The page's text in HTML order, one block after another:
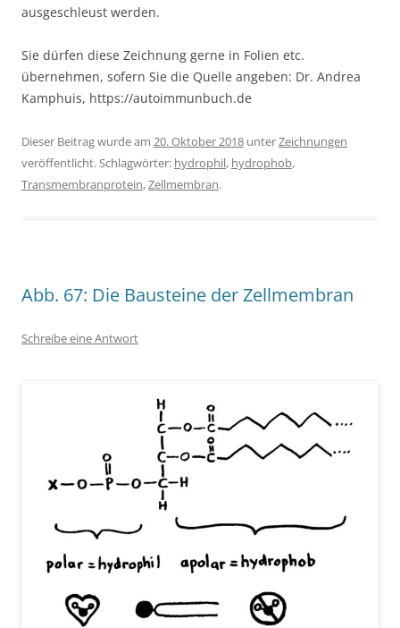
ausgeschleust werden.
Sie dürfen diese Zeichnung gerne in Folien etc.
übernehmen, sofern Sie die Quelle angeben: Dr. Andrea
Kamphuis, https://autoimmunbuch.de
Dieser Beitrag wurde am 20. Oktober 2018 unterZeichnungen
veröffentlicht. Schlagwörter: hydrophil, hydrophob,
Transmembranprotein,Zellmembran.
Abb. 67: Die Bausteine der Zellmembran
Schreibe eine Antwort